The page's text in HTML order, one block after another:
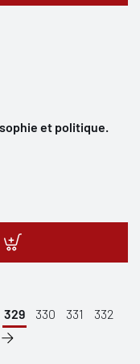
et politique.
329 330 331
332